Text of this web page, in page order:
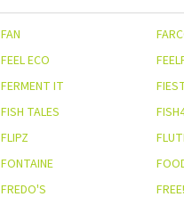
FAN
FEEL ECO
FERMENT IT
FISH TALES
FLIPZ
FONTAINE
FREDO'S
FREE!